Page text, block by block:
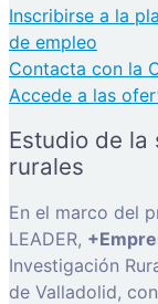
Inscribirse a la
de empleo
Contacta con la
Accede a las
Estudio de la
rurales
En el marco del
LEADER,
Investigación
de Valladolid,